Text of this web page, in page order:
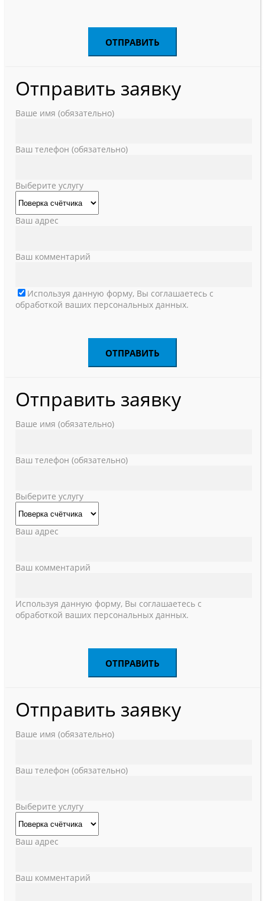
Отправить заявку
Ваше имя (обязательно)
Ваш телефон (обязательно)
Выберите услугу
Ваш адрес
Ваш комментарий
Используя данную форму, Вы соглашаетесь с
обработкой ваших персональных данных.
Отправить заявку
Ваше имя (обязательно)
Ваш телефон (обязательно)
Выберите услугу
Ваш адрес
Ваш комментарий
Используя данную форму, Вы соглашаетесь с
обработкой ваших персональных данных.
Отправить заявку
Ваше имя (обязательно)
Ваш телефон (обязательно)
Выберите услугу
Ваш адрес
Ваш комментарий